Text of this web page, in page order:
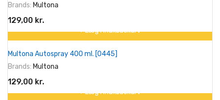
Brands: Multona
129,00 kr.
+ Læg I Indkøbskurv
Multona Autospray 400 ml. [0445]
Brands: Multona
129,00 kr.
+ Læg I Indkøbskurv